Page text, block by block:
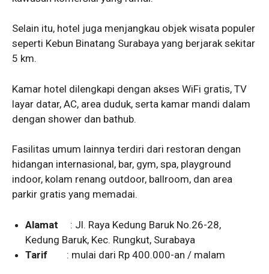
Selain itu, hotel juga menjangkau objek wisata populer
seperti Kebun Binatang Surabaya yang berjarak sekitar
5 km.
Kamar hotel dilengkapi dengan akses WiFi gratis, TV
layar datar, AC, area duduk, serta kamar mandi dalam
dengan shower dan bathub.
Fasilitas umum lainnya terdiri dari restoran dengan
hidangan internasional, bar, gym, spa, playground
indoor, kolam renang outdoor, ballroom, dan area
parkir gratis yang memadai.
Alamat : Jl. Raya Kedung Baruk No.26-28,
Kedung Baruk, Kec. Rungkut, Surabaya
Tarif : mulai dari Rp 400.000-an / malam